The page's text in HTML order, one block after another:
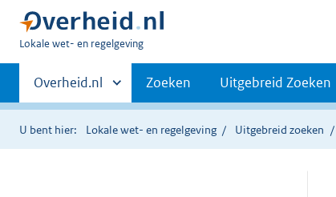
U
hier:
Lokale wet- en regelgeving
Primaire
navigatie
Andere
sites
binnen
Overheid.nl Zoeken Uitgebreid Zoeken
U bent hier: Lokale wet- en regelgeving Uitgebreid zoeken